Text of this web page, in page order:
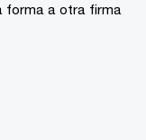
forma a otra firma